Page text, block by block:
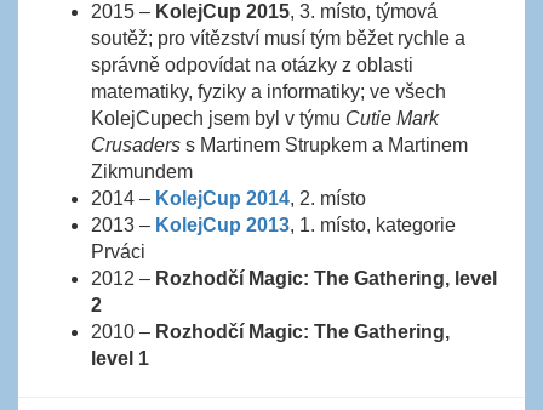
2015 – KolejCup 2015, 3. místo, týmová
soutěž; pro vítězství musí tým běžet rychle a
správně odpovídat na otázky z oblasti
matematiky, fyziky a informatiky; ve všech
KolejCupech jsem byl v týmu Cutie Mark
Crusaders s Martinem Strupkem a Martinem
Zikmundem
2014 – KolejCup 2014, 2. místo
2013 – KolejCup 2013, 1. místo, kategorie
Prváci
2012 – Rozhodčí Magic: The Gathering, level
2
2010 – Rozhodčí Magic: The Gathering,
level 1